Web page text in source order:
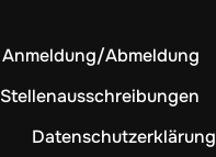
Anmeldung/Abmeldung
Stellenausschreibungen
Datenschutzerklärung